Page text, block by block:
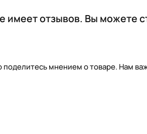
имеет отзывов. Вы можете
мнением о товаре. Нам